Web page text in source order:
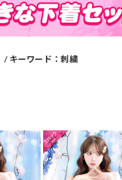
キーワード：刺繍